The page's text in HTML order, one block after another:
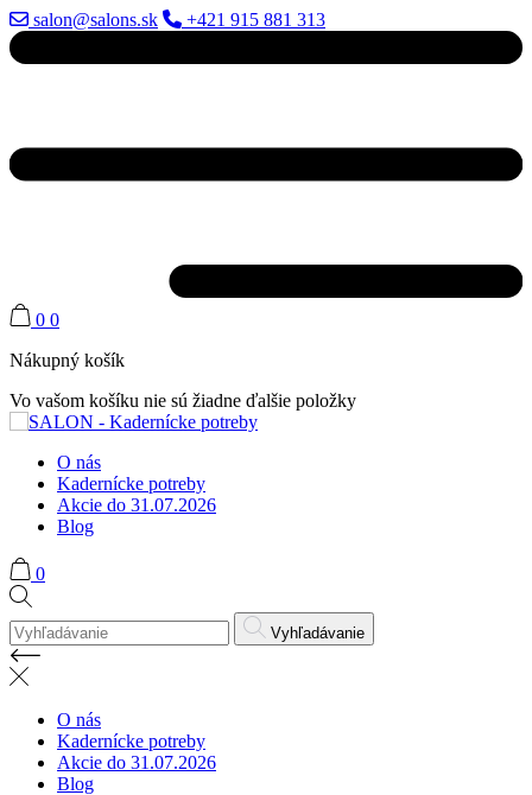
salon@salons.sk +421 915 881 313
0 0
Nákupný košík
Vo vašom košíku nie sú žiadne ďalšie položky
O nás
Kadernícke potreby
Akcie do 31.07.2026
Blog
0
Vyhľadávanie
O nás
Kadernícke potreby
Akcie do 31.07.2026
Blog